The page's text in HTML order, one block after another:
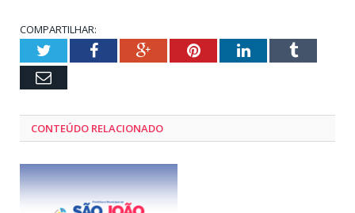
COMPARTILHAR:
TwitterFacebookGoogle+PinterestLinkedInTumblr
Email
CONTEÚDO RELACIONADO